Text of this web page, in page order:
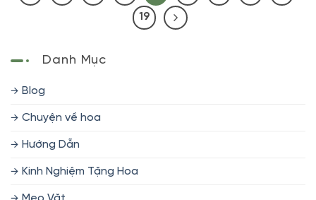
19
Danh Mục
Blog
Chuyện về hoa
Hướng Dẫn
Kinh Nghiệm Tặng Hoa